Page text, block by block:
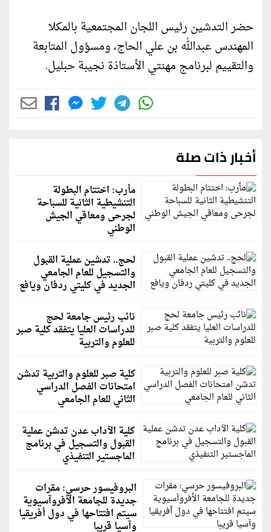
حضر التدشين رئيس اللجان المجتمعية بالمكلا
المهندس عبدالله بن علي الحاج، ومسؤول المتابعة
والتقييم لبرنامج مهنتي الأستاذة نجيبة حبليل.
أخبار ذات صلة
مأرب: اختتام البطولة
التنشيطية الثانية للسباحة
لجرحى ومعاقي الجيش
الوطني
لحج.. تدشين عملية القبول
والتسجيل للعام الجامعي
الجديد في كليتي ردفان ويافع
نائب رئيس جامعة لحج
للدراسات العليا يتفقد كلية صبر
للعلوم والتربية
كلية صبر للعلوم والتربية تدشن
امتحانات الفصل الدراسي
الثاني للعام الجامعي
كلية الآداب عدن تدشن عملية
القبول والتسجيل في برنامج
الماجستير التنفيذي
البروفيسور حرسي: مقرات
جديدة للجامعة الأفروآسيوية
سيتم افتتاحها في دول أفريقيا
وآسيا قريبا